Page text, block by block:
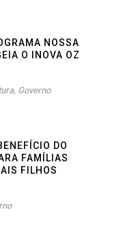
NOSSA
O INOVA OZ
, Governo
DO
FAMÍLIAS
FILHOS